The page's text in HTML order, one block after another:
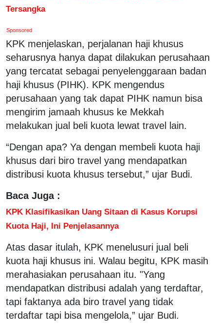
Tersangka
Sponsored
KPK menjelaskan, perjalanan haji khusus
seharusnya hanya dapat dilakukan perusahaan
yang tercatat sebagai penyelenggaraan badan
haji khusus (PIHK). KPK mengendus
perusahaan yang tak dapat PIHK namun bisa
mengirim jamaah khusus ke Mekkah
melakukan jual beli kuota lewat travel lain.
“Dengan apa? Ya dengan membeli kuota haji
khusus dari biro travel yang mendapatkan
distribusi kuota khusus tersebut,” ujar Budi.
Baca Juga :
KPK Klasifikasikan Uang Sitaan di Kasus Korupsi
Kuota Haji, Ini Penjelasannya
Atas dasar itulah, KPK menelusuri jual beli
kuota haji khusus ini. Walau begitu, KPK masih
merahasiakan perusahaan itu. "Yang
mendapatkan distribusi adalah yang terdaftar,
tapi faktanya ada biro travel yang tidak
terdaftar tapi bisa mengelola,” ujar Budi.